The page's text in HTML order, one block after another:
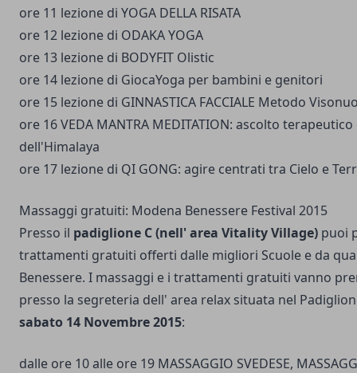
ore 11 lezione di YOGA DELLA RISATA
ore 12 lezione di ODAKA YOGA
ore 13 lezione di BODYFIT Olistic
ore 14 lezione di GiocaYoga per bambini e genitori
ore 15 lezione di GINNASTICA FACCIALE Metodo
ore 16 VEDA MANTRA MEDITATION: ascolto
dell'Himalaya
ore 17 lezione di QI GONG: agire centrati tra Cielo e
Massaggi gratuiti: Modena Benessere Festival 2015
Presso il padiglione C (nell' area Vitality Village) puoi
trattamenti gratuiti offerti dalle migliori Scuole e da
Benessere. I massaggi e i trattamenti gratuiti vanno
presso la segreteria dell' area relax situata nel
sabato 14 Novembre 2015:
dalle ore 10 alle ore 19 MASSAGGIO SVEDESE,